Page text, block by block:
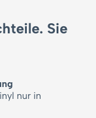
Sie
nur in